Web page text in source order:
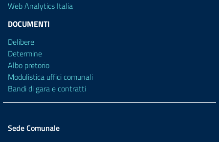
Web Analytics Italia
DOCUMENTI
Delibere
Determine
Albo pretorio
Modulistica uffici comunali
Bandi di gara e contratti
Sede Comunale